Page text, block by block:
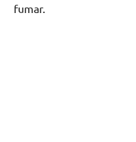
fumar.